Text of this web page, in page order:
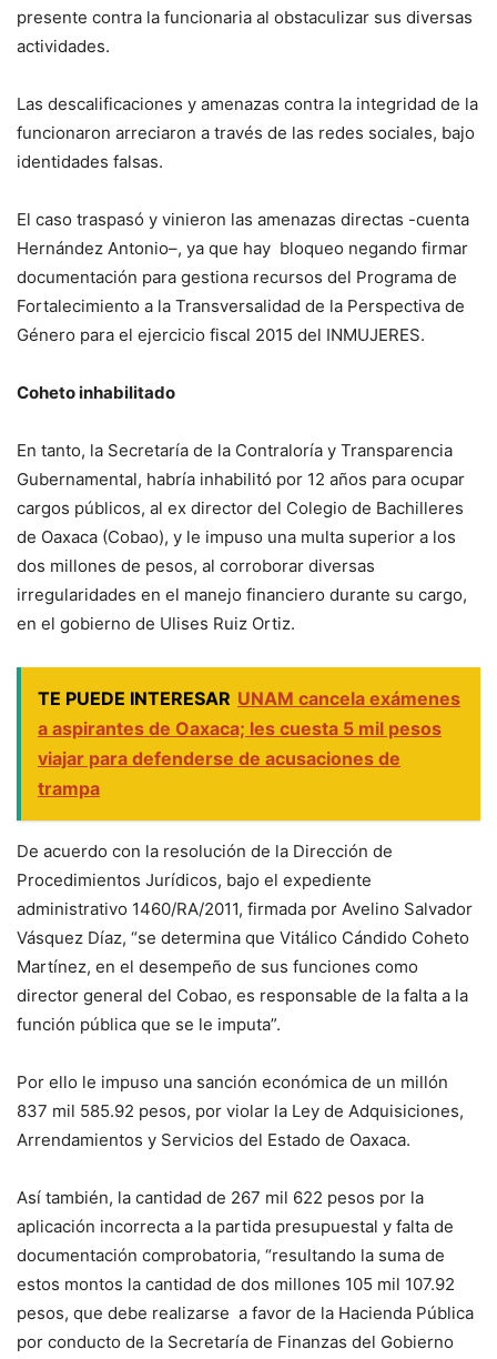
presente contra la funcionaria al obstaculizar sus diversas
actividades.
Las descalificaciones y amenazas contra la integridad de la
funcionaron arreciaron a través de las redes sociales, bajo
identidades falsas.
El caso traspasó y vinieron las amenazas directas -cuenta
Hernández Antonio–, ya que hay bloqueo negando firmar
documentación para gestiona recursos del Programa de
Fortalecimiento a la Transversalidad de la Perspectiva de
Género para el ejercicio fiscal 2015 del INMUJERES.
Coheto inhabilitado
En tanto, la Secretaría de la Contraloría y Transparencia
Gubernamental, habría inhabilitó por 12 años para ocupar
cargos públicos, al ex director del Colegio de Bachilleres
de Oaxaca (Cobao), y le impuso una multa superior a los
dos millones de pesos, al corroborar diversas
irregularidades en el manejo financiero durante su cargo,
en el gobierno de Ulises Ruiz Ortiz.
TE PUEDE INTERESAR UNAM cancela exámenes
a aspirantes de Oaxaca; les cuesta 5 mil pesos
viajar para defenderse de acusaciones de
trampa
De acuerdo con la resolución de la Dirección de
Procedimientos Jurídicos, bajo el expediente
administrativo 1460/RA/2011, firmada por Avelino Salvador
Vásquez Díaz, “se determina que Vitálico Cándido Coheto
Martínez, en el desempeño de sus funciones como
director general del Cobao, es responsable de la falta a la
función pública que se le imputa”.
Por ello le impuso una sanción económica de un millón
837 mil 585.92 pesos, por violar la Ley de Adquisiciones,
Arrendamientos y Servicios del Estado de Oaxaca.
Así también, la cantidad de 267 mil 622 pesos por la
aplicación incorrecta a la partida presupuestal y falta de
documentación comprobatoria, “resultando la suma de
estos montos la cantidad de dos millones 105 mil 107.92
pesos, que debe realizarse a favor de la Hacienda Pública
por conducto de la Secretaría de Finanzas del Gobierno